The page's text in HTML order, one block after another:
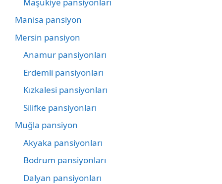
Manisa pansiyon
Mersin pansiyon
Anamur pansiyonları
Erdemli pansiyonları
Kızkalesi pansiyonları
Silifke pansiyonları
Muğla pansiyon
Akyaka pansiyonları
Bodrum pansiyonları
Dalyan pansiyonları